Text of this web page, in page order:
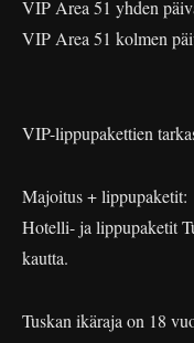
VIP Area 51 yhden
VIP Area 51 kolmen
VIP-lippupakettien
Majoitus + lippupaketit:
Hotelli- ja lippupaketit
kautta.
Tuskan ikäraja on 18